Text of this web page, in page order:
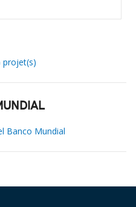
projet(s)
Banco Mundial